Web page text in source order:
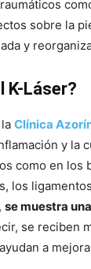
sobre la
y
K-Láser?
Clínica
y la
como en los
los
se muestra
se reciben
a